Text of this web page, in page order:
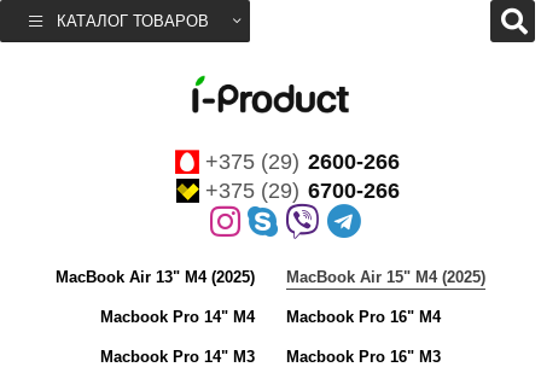
КАТАЛОГ ТОВАРОВ
+375 (29) 2600-266
+375 (29) 6700-266
MacBook Air 13" M4 (2025) MacBook Air 15" M4 (2025)
Macbook Pro 14" M4 Macbook Pro 16" M4
Macbook Pro 14" M3 Macbook Pro 16" M3